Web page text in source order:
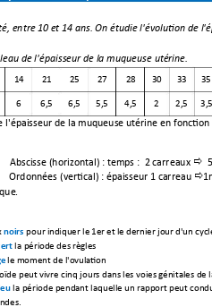
entre 10 et 14 ans. On étudie l'évolution de
de l'épaisseur de la muqueuse utérine.
14 21 25 27 28 30 33 35
6 6,5 6,5 5,5 4,5 2 2,5 3,5
l'épaisseur de la muqueuse utérine en fonction
Abscisse (horizontal) : temps :  2 carreaux 
Ordonnées (vertical) : épaisseur 1 carreau 1
.
noirs pour indiquer le 1er et le dernier jour d'un cyc
la période des règles
le moment de l'ovulation
de peut vivre cinq jours dans les voies génitales de
la période pendant laquelle un rapport peut
des.